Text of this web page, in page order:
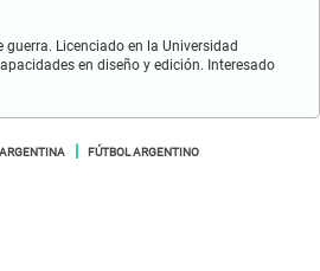
Licenciado en la Universidad
en diseño y edición. Interesado
FÚTBOL ARGENTINO